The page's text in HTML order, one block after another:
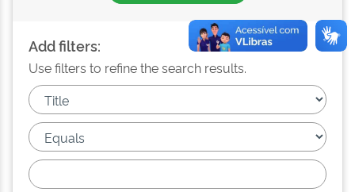
Add filters:
Use filters to refine the search results.